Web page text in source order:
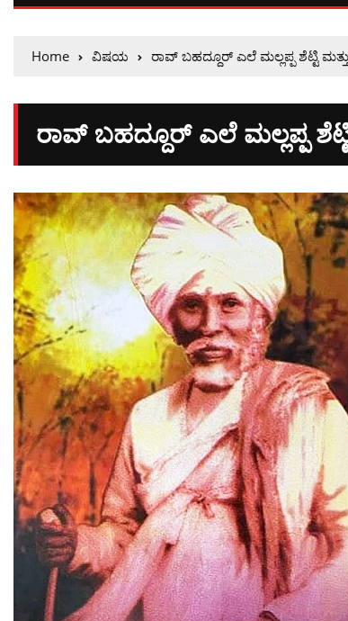
Home ವಿಷಯ ರಾವ್ ಬಹದ್ದೂರ್ ಎಲೆ ಮಲ್ಲಪ್ಪ ಶೆಟ್ಟಿ ಮತ್ತು
ರಾವ್ ಬಹದ್ದೂರ್ ಎಲೆ ಮಲ್ಲಪ್ಪ ಶೆಟ್ಟಿ